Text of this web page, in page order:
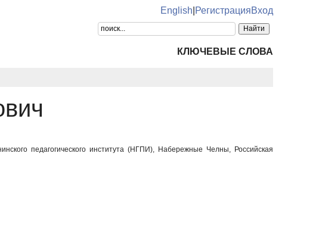
English РегистрацияВход
КЛЮЧЕВЫЕ СЛОВА
педагогического института (НГПИ), Набережные Челны, Российская